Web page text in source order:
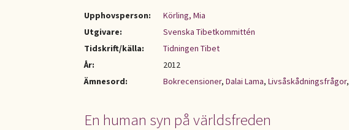
Upphovsperson:
Körling, Mia
Utgivare:
Svenska Tibetkommittén
Tidskrift/källa:
Tidningen Tibet
År:
2012
Ämnesord:
Bokrecensioner, Dalai Lama, Livsåskådningsfrågor,
En human syn på världsfreden